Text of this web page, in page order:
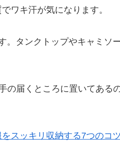
ワキ汗が気になります。
タンクトップやキャミソ
届くところに置いてある
スッキリ収納する7つのコ